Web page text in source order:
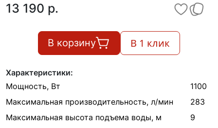
13 190 p.
В корзину В 1 клик
Характеристики:
Мощность, Вт
1100
Максимальная производительность, л/мин
283
Максимальная высота подъема воды, м
9